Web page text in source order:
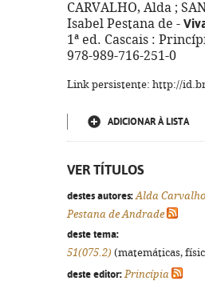
CARVALHO, Alda ;
Isabel Pestana de -
1ª ed. Cascais :
978-989-716-251-0
Link persistente: http://
ADICIONAR À LISTA
VER TÍTULOS
destes autores: Alda Carvalho
Pestana de Andrade
deste tema:
51(075.2) (matemáticas,
deste editor: Princípia